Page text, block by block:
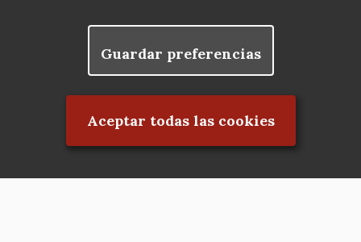
Guardar preferencias
Aceptar todas las cookies